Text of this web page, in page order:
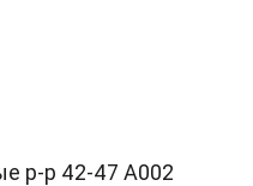
р-р 42-47 А002